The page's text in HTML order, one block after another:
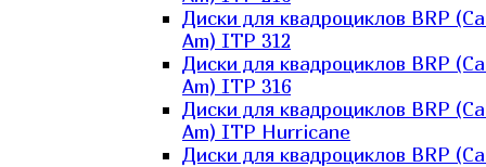
Диски для квадроциклов BRP
Am) ITP 312
Диски для квадроциклов BRP
Am) ITP 316
Диски для квадроциклов BRP
Am) ITP Hurricane
Диски для квадроциклов BRP